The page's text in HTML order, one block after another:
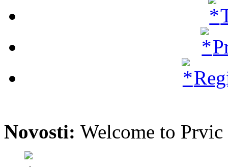
Novosti: Welcome to